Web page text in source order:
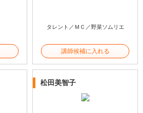
タレント／ＭＣ／野菜ソムリエ
講師候補に入れる
松田美智子